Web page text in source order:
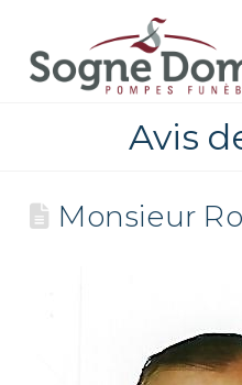
Avis
Monsieur